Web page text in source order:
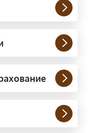
—
на
технику и
подбираем
и вес груза.